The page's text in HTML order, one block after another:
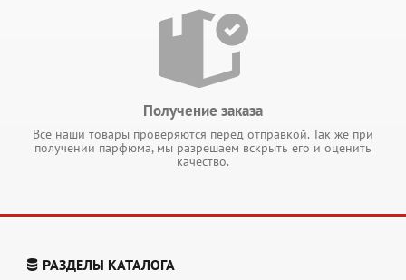
Получение заказа
Все наши товары проверяются перед отправкой. Так же при
получении парфюма, мы разрешаем вскрыть его и оценить
качество.
РАЗДЕЛЫ КАТАЛОГА